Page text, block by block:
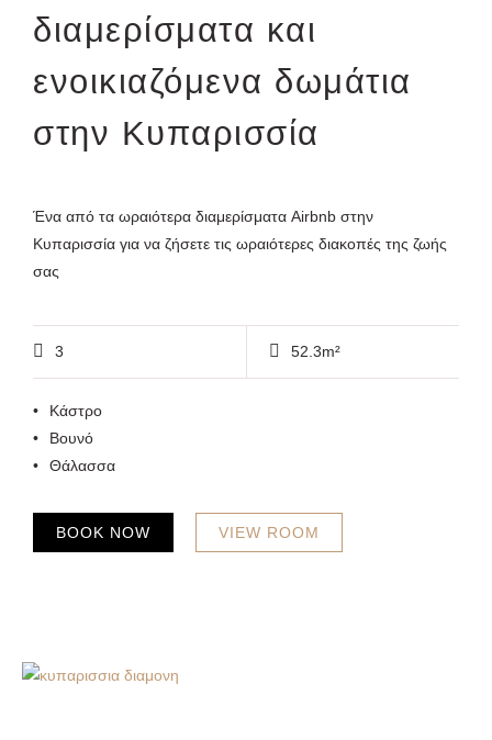
διαμερίσματα και
ενοικιαζόμενα δωμάτια
στην Κυπαρισσία
Ένα από τα ωραιότερα διαμερίσματα Airbnb στην
Κυπαρισσία για να ζήσετε τις ωραιότερες διακοπές της ζωής
σας
3 52.3m²
Κάστρο
Βουνό
Θάλασσα
VIEW ROOM
BOOK NOW